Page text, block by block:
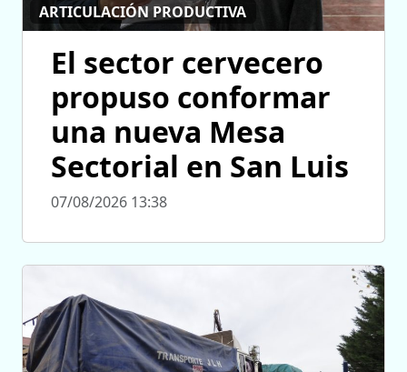
ARTICULACIÓN PRODUCTIVA
El sector cervecero
propuso conformar
una nueva Mesa
Sectorial en San Luis
07/08/2026 13:38